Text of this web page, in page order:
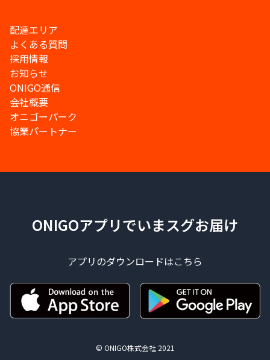
配達エリア
よくある質問
採用情報
お知らせ
ONIGO通信
会社概要
オニゴーパーク
協業パートナー
ONIGOアプリでいまスグお届け
アプリのダウンロードはこちら
© ONIGO株式会社 2021